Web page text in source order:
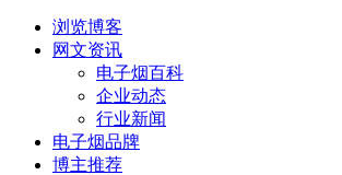
浏览博客
网文资讯
电子烟百科
企业动态
行业新闻
电子烟品牌
博主推荐